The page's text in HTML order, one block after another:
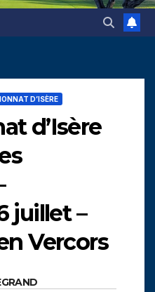
D’ISÈRE
d’Isère
juillet –
Vercors